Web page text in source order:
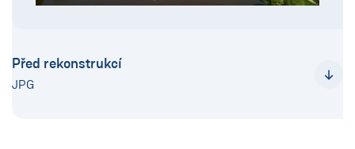
Před rekonstrukcí
JPG